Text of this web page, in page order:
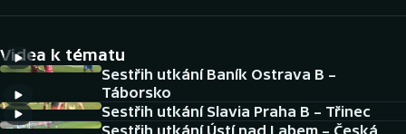
Fotbal
Hokej
Tenis
Videa k tématu
Sestřih utkání Baník Ostrava B –
Táborsko
Sestřih utkání Slavia Praha B – Třinec
Sestřih utkání Ústí nad Labem – Česká